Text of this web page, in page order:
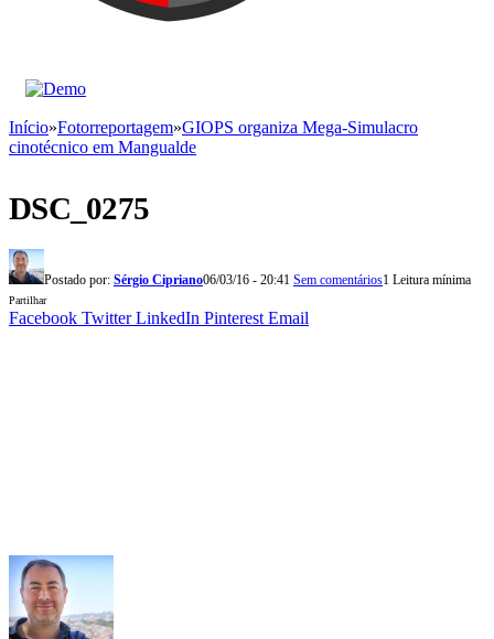
Início»Fotorreportagem»GIOPS organiza Mega-Simulacro
cinotécnico em Mangualde
DSC_0275
Postado por: Sérgio Cipriano06/03/16 - 20:41 Sem comentários1 Leitura mínima
Partilhar
Facebook Twitter LinkedIn Pinterest Email